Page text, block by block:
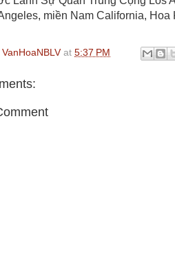
miền Nam California, Hoa
VanHoaNBLV at 5:37 PM